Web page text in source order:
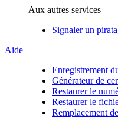
Aux autres services
Signaler un
Aide
Enregistrement
Générateur de
Restaurer le
Restaurer le
Remplacement